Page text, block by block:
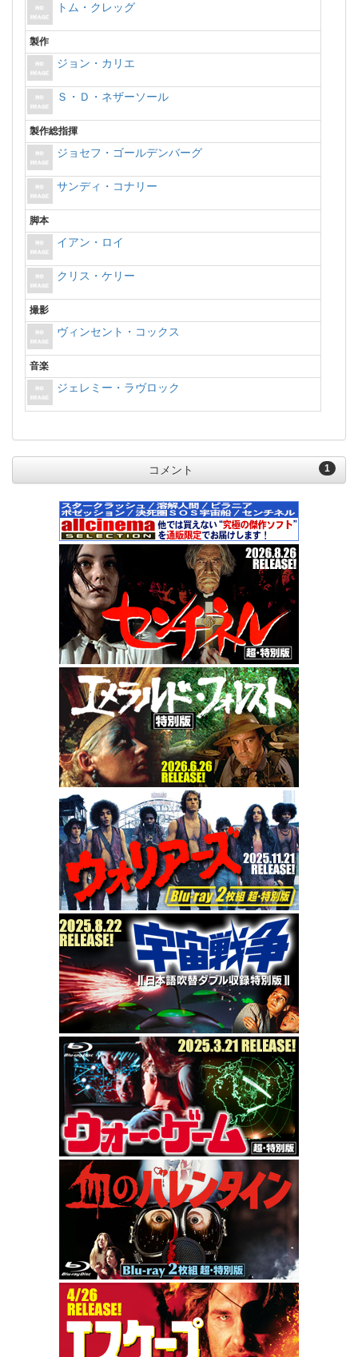
トム・クレッグ
製作
ジョン・カリエ
Ｓ・Ｄ・ネザーソール
製作総指揮
ジョセフ・ゴールデンバーグ
サンディ・コナリー
脚本
イアン・ロイ
クリス・ケリー
撮影
ヴィンセント・コックス
音楽
ジェレミー・ラヴロック
1
コメント